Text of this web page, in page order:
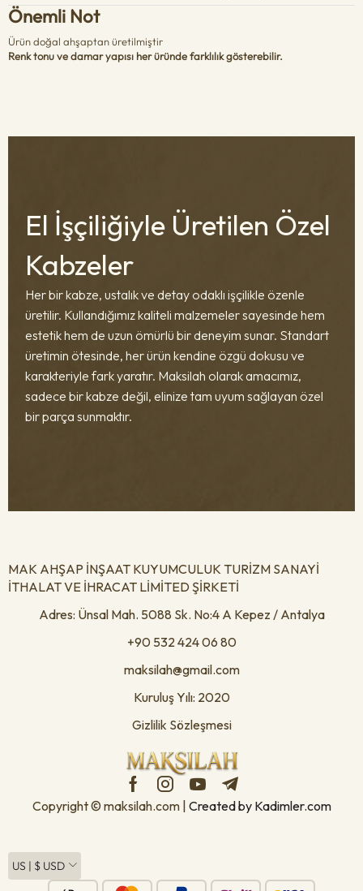
Önemli Not
Ürün doğal ahşaptan üretilmiştir
Renk tonu ve damar yapısı her üründe farklılık gösterebilir.
El İşçiliğiyle Üretilen Özel
Kabzeler
Her bir kabze, ustalık ve detay odaklı işçilikle özenle
üretilir. Kullandığımız kaliteli malzemeler sayesinde hem
estetik hem de uzun ömürlü bir deneyim sunar. Standart
üretimin ötesinde, her ürün kendine özgü dokusu ve
karakteriyle fark yaratır. Maksilah olarak amacımız,
sadece bir kabze değil, elinize tam uyum sağlayan özel
bir parça sunmaktır.
MAK AHŞAP İNŞAAT KUYUMCULUK TURİZM SANAYİ
İTHALAT VE İHRACAT LİMİTED ŞİRKETİ
Adres: Ünsal Mah. 5088 Sk. No:4 A Kepez / Antalya
+90 532 424 06 80
maksilah@gmail.com
Kuruluş Yılı: 2020
Gizlilik Sözleşmesi
Copyright © maksilah.com | Created by Kadimler.com
US | $ USD